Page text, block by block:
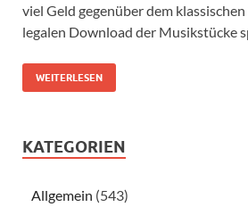
viel Geld gegenüber dem
legalen Download der Musikstücke
WEITERLESEN
KATEGORIEN
Allgemein (543)